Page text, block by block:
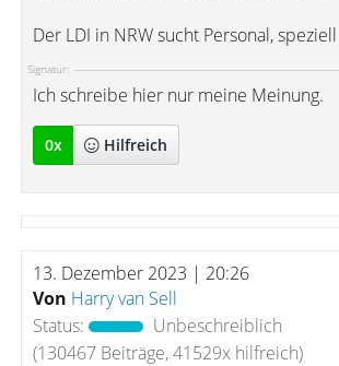
Der LDI in NRW sucht Personal,
Signatur:
Ich schreibe hier nur meine Meinung.
0x Hilfreich
13. Dezember 2023 | 20:26
Von Harry van Sell
Status:
Unbeschreiblich
(130467 Beiträge, 41529x hilfreich)